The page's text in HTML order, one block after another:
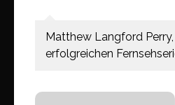
Matthew Langford
erfolgreichen